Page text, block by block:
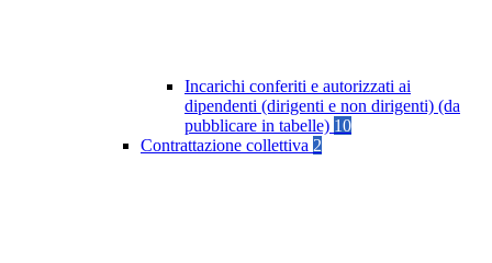
Incarichi conferiti e autorizzati ai
dipendenti (dirigenti e non dirigenti) (da
pubblicare in tabelle) 10
Contrattazione collettiva 2